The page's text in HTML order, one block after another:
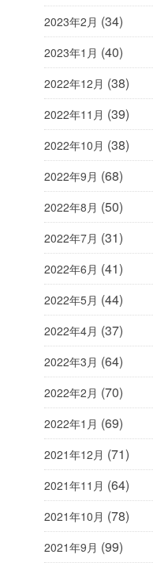
2023年2月 (34)
2023年1月 (40)
2022年12月 (38)
2022年11月 (39)
2022年10月 (38)
2022年9月 (68)
2022年8月 (50)
2022年7月 (31)
2022年6月 (41)
2022年5月 (44)
2022年4月 (37)
2022年3月 (64)
2022年2月 (70)
2022年1月 (69)
2021年12月 (71)
2021年11月 (64)
2021年10月 (78)
2021年9月 (99)